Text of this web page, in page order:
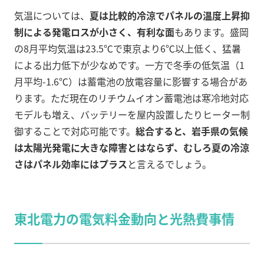
気温については、 夏は比較的冷涼でパネルの温度上昇抑
制による発電ロスが小さく、有利な面もあります。盛岡
の8月平均気温は23.5℃で東京より6℃以上低く、猛暑
による出力低下が少なめです。一方で冬季の低気温（1
月平均-1.6℃）は蓄電池の放電容量に影響する場合があ
ります。ただ現在のリチウムイオン蓄電池は寒冷地対応
モデルも増え、バッテリーを屋内設置したりヒーター制
御することで対応可能です。 総合すると、岩手県の気候
は太陽光発電に大きな障害とはならず、むしろ夏の冷涼
さはパネル効率にはプラスと言えるでしょう。
東北電力の電気料金動向と光熱費事情